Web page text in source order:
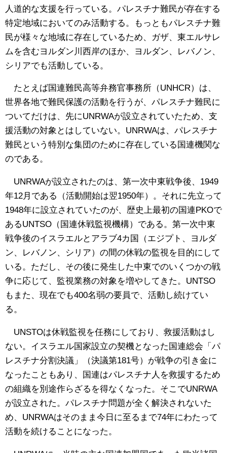
人道的な支援を行っている。パレスチナ難民が存在する
特定地域においてのみ活動する。もっともパレスチナ難
民が様々な地域に存在しているため、ガザ、東エルサレ
ムを含むヨルダン川西岸のほか、ヨルダン、レバノン、
シリアでも活動している。
たとえば国連難民高等弁務官事務所（UNHCR）は、
世界各地で難民保護の活動を行うが、パレスチナ難民に
ついてだけは、先にUNRWAが設立されていたため、支
援活動の対象とはしていない。UNRWAは、パレスチナ
難民という特別な集団のために存在している国連機関な
のである。
UNRWAが設立されたのは、第一次中東戦争後、1949
年12月である（活動開始は翌1950年）。それに先立って
1948年に設立されていたのが、歴史上最初の国連PKOで
あるUNTSO（国連休戦監視機構）である。第一次中東
戦争後のイスラエルとアラブ4カ国（エジプト、ヨルダ
ン、レバノン、シリア）の間の休戦の監視を目的にして
いる。ただし、その後に発生した中東でのいくつかの戦
争に応じて、監視業務の対象を増やしてきた。UNTSO
もまた、現在でも400名弱の要員で、活動し続けてい
る。
UNSTOは休戦監視を任務にしており、救援活動はし
ない。イスラエル国家設立の契機となった国連総会「パ
レスチナ分割決議」（決議第181号）が戦争の引き金に
なったこともあり、国連はパレスチナ人を救援するため
の組織を別途作らざるを得なくなった。そこでUNRWA
が設立された。パレスチナ問題が全く解決されないた
め、UNRWAはそのまま今日に至るまで74年にわたって
活動を続けることになった。